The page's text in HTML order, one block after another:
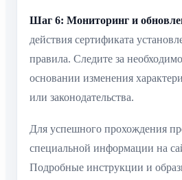
Шаг 6: Мониторинг и
действия сертификата
правила. Следите за
основании изменения
или законодательства.
Для успешного прохождения
специальной информации на
Подробные инструкции и